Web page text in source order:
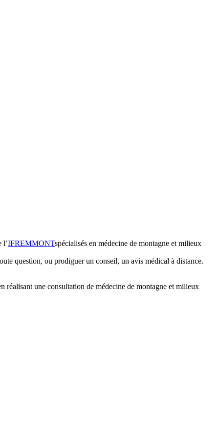
l’IFREMMONTspécialisés en médecine de montagne et milieux
question, ou prodiguer un conseil, un avis médical à distance.
réalisant une consultation de médecine de montagne et milieux